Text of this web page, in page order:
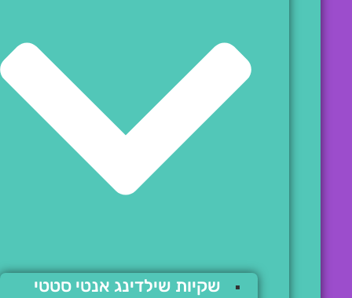
שקיות שילדינג אנטי סטטי